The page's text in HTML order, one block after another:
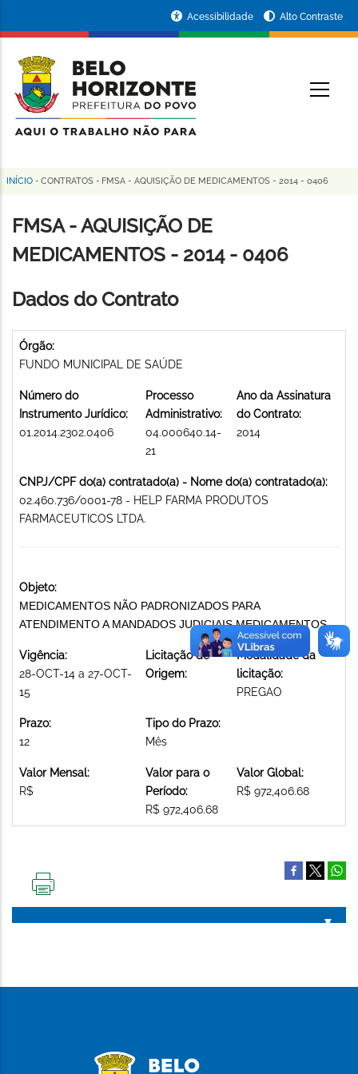
conteúdo
principal
da
Prefeitura
de
Horizonte
Acessibilidade Alto Contraste
Trilha
de
navegação
INÍCIO - CONTRATOS - FMSA - AQUISIÇÃO DE MEDICAMENTOS - 2014 - 0406
FMSA - AQUISIÇÃO DE
MEDICAMENTOS - 2014 - 0406
Dados do Contrato
Órgão:
FUNDO MUNICIPAL DE SAÚDE
Número do
Instrumento Jurídico:
01.2014.2302.0406
Processo
Administrativo:
04.000640.14-
21
Ano da Assinatura
do Contrato:
2014
CNPJ/CPF do(a) contratado(a) - Nome do(a) contratado(a):
02.460.736/0001-78 - HELP FARMA PRODUTOS
FARMACEUTICOS LTDA.
Objeto:
MEDICAMENTOS NÃO PADRONIZADOS PARA
ATENDIMENTO A MANDADOS JUDICIAIS MEDICAMENTOS
Vigência:
28-OCT-14 a 27-OCT-
15
Licitação de
Origem:
Modalidade da
licitação:
PREGAO
Prazo:
12
Tipo do Prazo:
Mês
Valor Mensal:
R$
Valor para o
Período:
R$ 972,406.68
Valor Global:
R$ 972,406.68
PÁGINA